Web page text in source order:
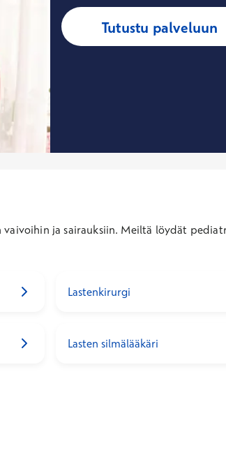
Tutustu palveluun
ja sairauksiin. Meiltä löydät
Lastenkirurgi
Lasten silmälääkäri